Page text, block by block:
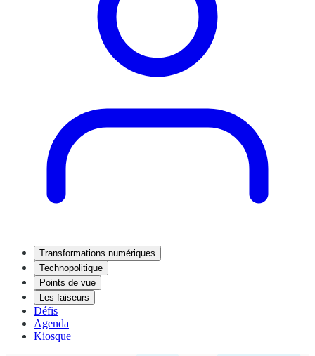
Transformations numériques
Technopolitique
Points de vue
Les faiseurs
Défis
Agenda
Kiosque